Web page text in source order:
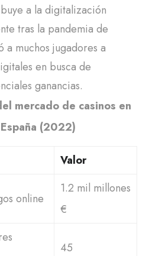
a la digitalización
tras la pandemia de
a muchos jugadores a
en busca de
ganancias.
mercado de casinos en
(2022)
Valor
online
1.2 mil millones
€
45